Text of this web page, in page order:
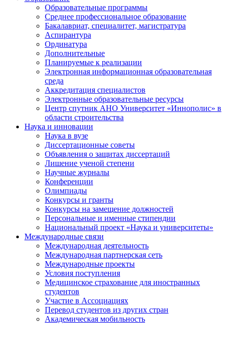
Образовательные программы
Среднее профессиональное образование
Бакалавриат, специалитет, магистратура
Аспирантура
Ординатура
Дополнительные
Планируемые к реализации
Электронная информационная образовательная
среда
Аккредитация специалистов
Электронные образовательные ресурсы
Центр спутник АНО Университет «Иннополис» в
области строительства
Наука и инновации
Наука в вузе
Диссертационные советы
Объявления о защитах диссертаций
Лишение ученой степени
Научные журналы
Конференции
Олимпиады
Конкурсы и гранты
Конкурсы на замещение должностей
Персональные и именные стипендии
Национальный проект «Наука и университеты»
Международные связи
Международная деятельность
Международная партнерская сеть
Международные проекты
Условия поступления
Медицинское страхование для иностранных
студентов
Участие в Ассоциациях
Перевод студентов из других стран
Академическая мобильность